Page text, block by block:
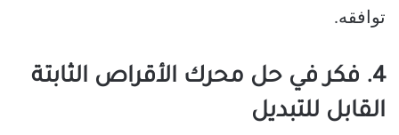
توافقه.
4. فكر في حل محرك الأقراص الثابتة
القابل للتبديل